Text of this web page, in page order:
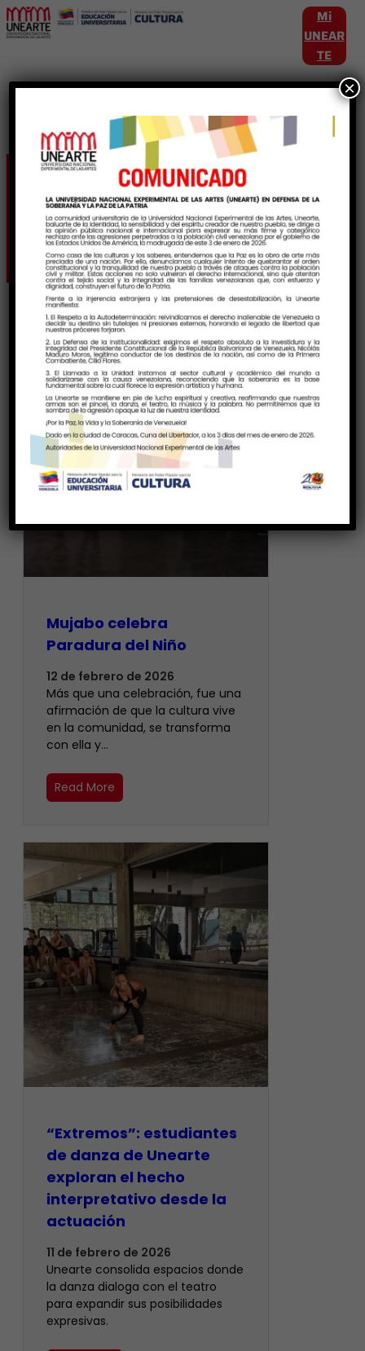
Mi
UNEAR
TE
Etiqueta:
Intercambiocultural
Mujabo celebra
Paradura del Niño
12 de febrero de 2026
Más que una celebración, fue una
afirmación de que la cultura vive
en la comunidad, se transforma
con ella y…
Read More
“Extremos”: estudiantes
de danza de Unearte
exploran el hecho
interpretativo desde la
actuación
11 de febrero de 2026
Unearte consolida espacios donde
la danza dialoga con el teatro
para expandir sus posibilidades
expresivas.
×